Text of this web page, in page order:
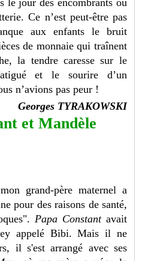
Ce n’est peut-être pas
aux enfants le bruit
de monnaie qui traînent
la tendre caresse sur le
et le sourire d’un
n’avions pas peur !
Georges TYRAKOWSKI
et Mandèle
grand-père maternel a
pour des raisons de santé,
Papa Constantavait
appelé Bibi. Mais il ne
il s'est arrangé avec ses